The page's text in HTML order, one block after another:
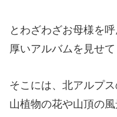
とわざわざお母様を
厚いアルバムを見せて
そこには、北アルプ
山植物の花や山頂の風